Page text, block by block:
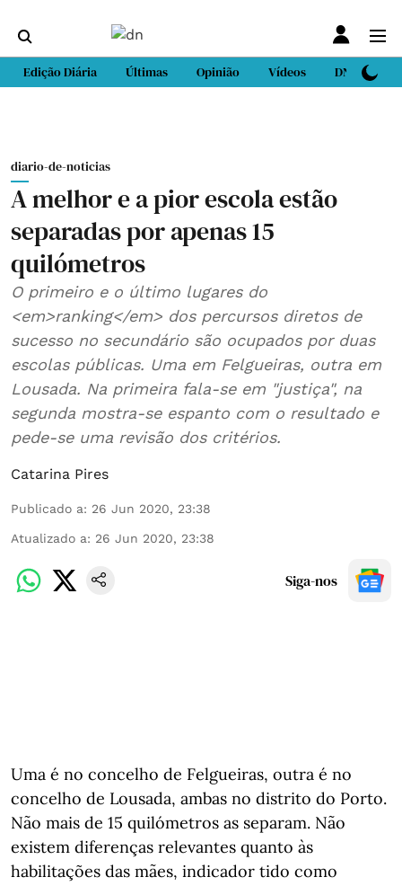
Edição Diária Últimas Opinião Vídeos DN Sport
diario-de-noticias
A melhor e a pior escola estão
separadas por apenas 15
quilómetros
O primeiro e o último lugares do
<em>ranking</em> dos percursos diretos de
sucesso no secundário são ocupados por duas
escolas públicas. Uma em Felgueiras, outra em
Lousada. Na primeira fala-se em "justiça", na
segunda mostra-se espanto com o resultado e
pede-se uma revisão dos critérios.
Catarina Pires
Publicado a: 26 Jun 2020, 23:38
Atualizado a: 26 Jun 2020, 23:38
Siga-nos
Uma é no concelho de Felgueiras, outra é no
concelho de Lousada, ambas no distrito do Porto.
Não mais de 15 quilómetros as separam. Não
existem diferenças relevantes quanto às
habilitações das mães, indicador tido como